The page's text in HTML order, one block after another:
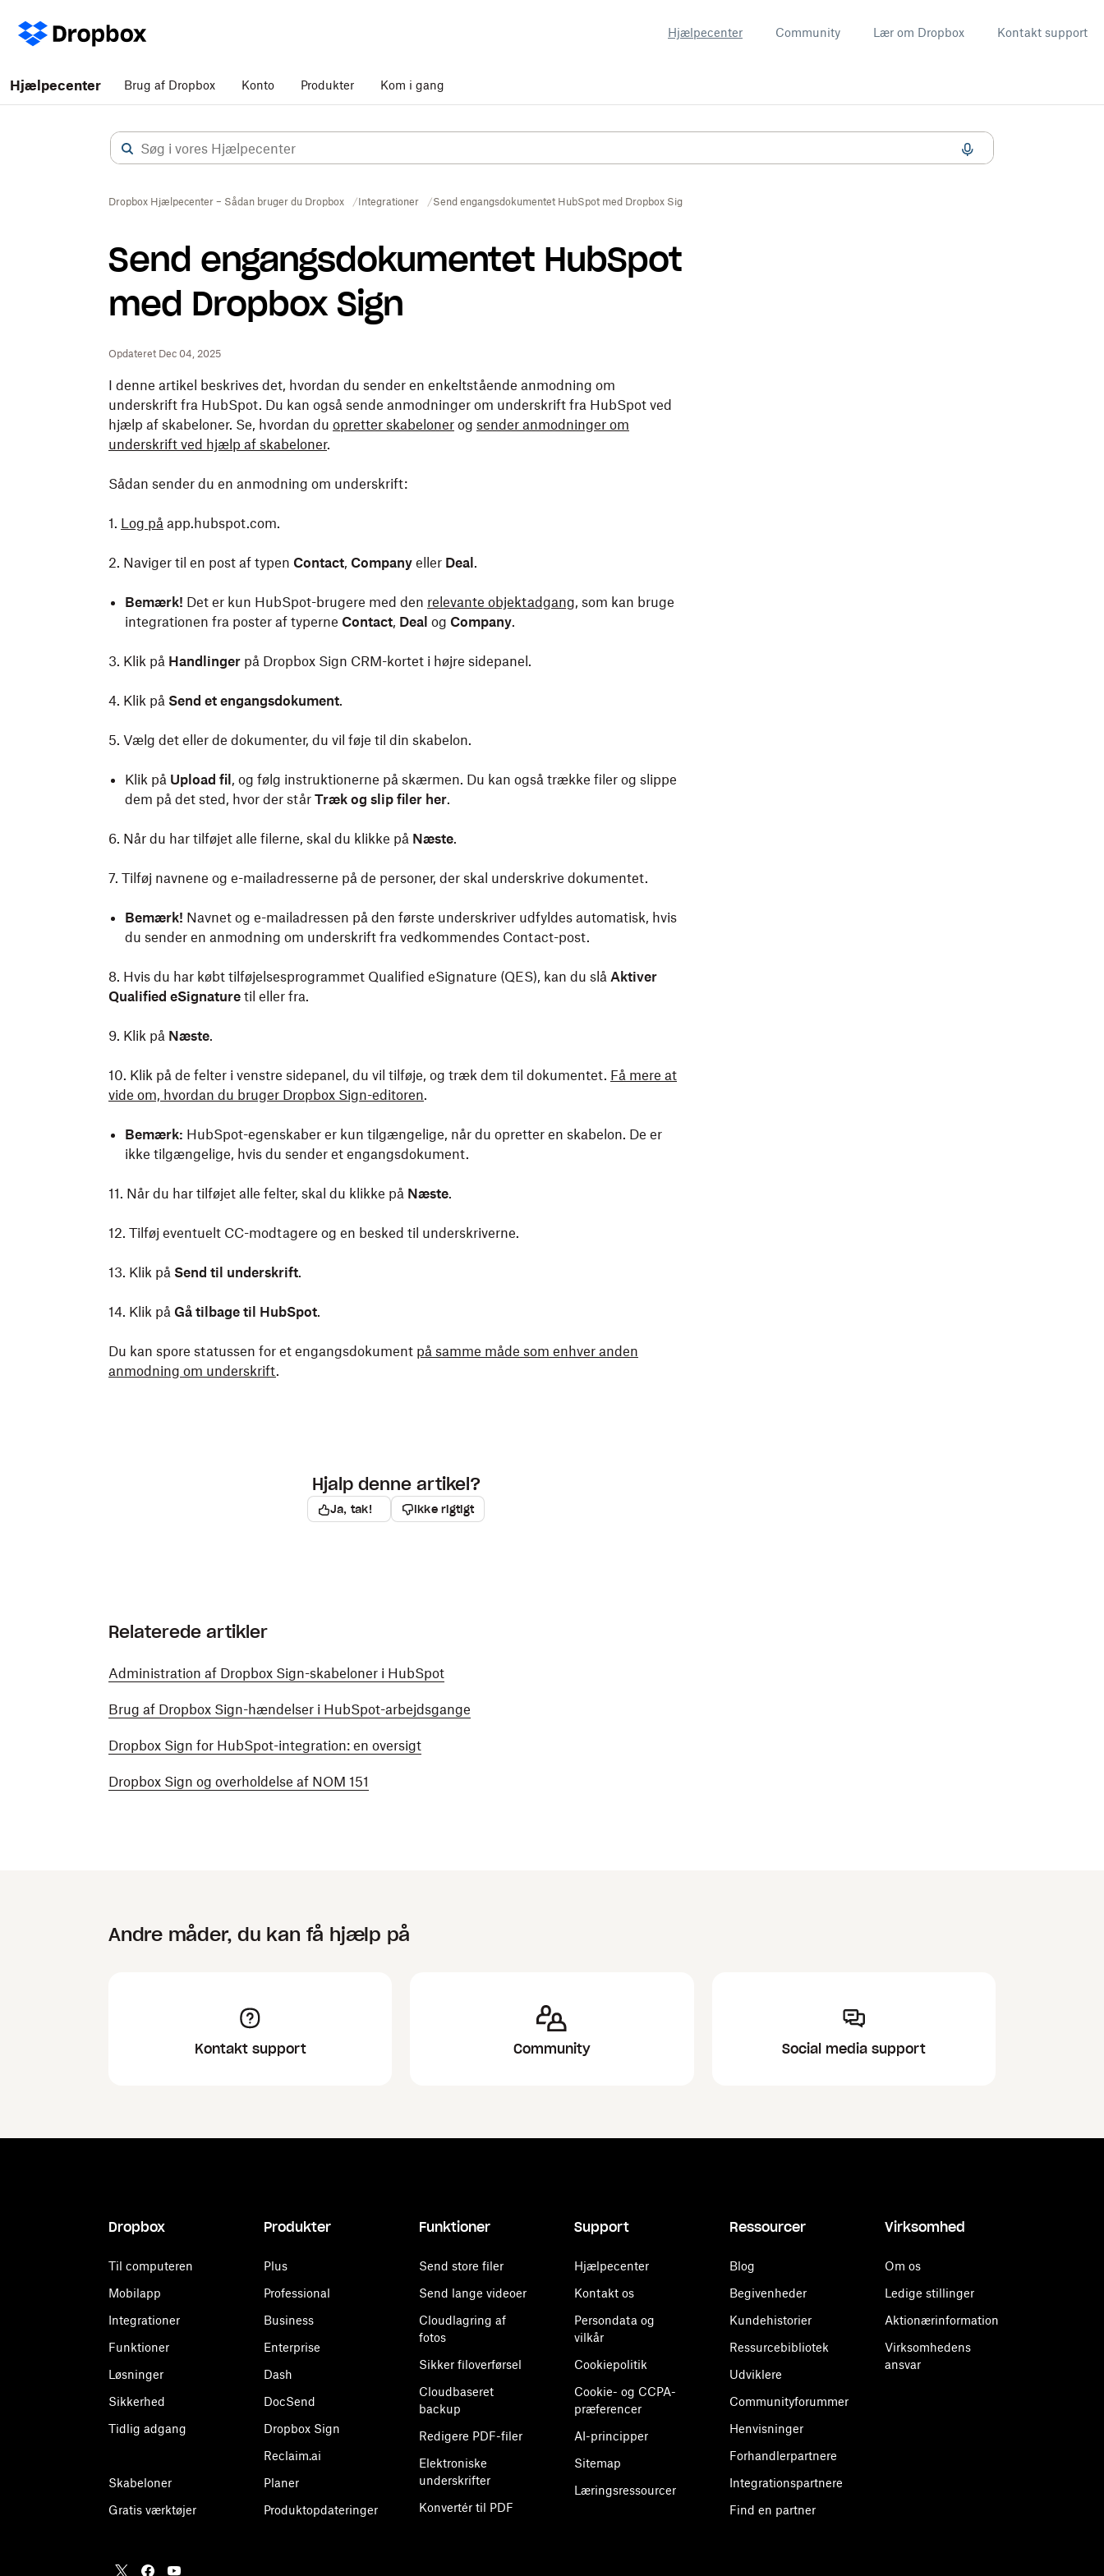
Hjælpecenter Community Lær om Dropbox Kontakt support
Hjælpecenter Brug af Dropbox Konto Produkter Kom i gang
Dropbox Hjælpecenter – Sådan bruger du Dropbox Integrationer Send engangsdokumentet HubSpot med Dropbox Sign
Send engangsdokumentet HubSpot
med Dropbox Sign
Opdateret Dec 04, 2025
I denne artikel beskrives det, hvordan du sender en enkeltstående anmodning om
underskrift fra HubSpot. Du kan også sende anmodninger om underskrift fra HubSpot ved
hjælp af skabeloner. Se, hvordan du opretter skabeloner og sender anmodninger om
underskrift ved hjælp af skabeloner.
Sådan sender du en anmodning om underskrift:
1. Log på app.hubspot.com.
2. Naviger til en post af typen Contact, Company eller Deal .
Bemærk! Det er kun HubSpot-brugere med den relevante objektadgang, som kan bruge
integrationen fra poster af typerne Contact, Deal og Company.
3. Klik på Handlinger på Dropbox Sign CRM-kortet i højre sidepanel.
4. Klik på Send et engangsdokument.
5. Vælg det eller de dokumenter, du vil føje til din skabelon.
Klik på Upload fil , og følg instruktionerne på skærmen. Du kan også trække filer og slippe
dem på det sted, hvor der står Træk og slip filer her.
6. Når du har tilføjet alle filerne, skal du klikke på Næste.
7. Tilføj navnene og e-mailadresserne på de personer, der skal underskrive dokumentet.
Bemærk! Navnet og e-mailadressen på den første underskriver udfyldes automatisk, hvis
du sender en anmodning om underskrift fra vedkommendes Contact-post.
8. Hvis du har købt tilføjelsesprogrammet Qualified eSignature (QES), kan du slå Aktiver
Qualified eSignature til eller fra.
9. Klik på Næste.
10. Klik på de felter i venstre sidepanel, du vil tilføje, og træk dem til dokumentet. Få mere at
vide om, hvordan du bruger Dropbox Sign-editoren.
Bemærk: HubSpot-egenskaber er kun tilgængelige, når du opretter en skabelon. De er
ikke tilgængelige, hvis du sender et engangsdokument.
11. Når du har tilføjet alle felter, skal du klikke på Næste.
12. Tilføj eventuelt CC-modtagere og en besked til underskriverne.
13. Klik på Send til underskrift.
14. Klik på Gå tilbage til HubSpot.
Du kan spore statussen for et engangsdokument på samme måde som enhver anden
anmodning om underskrift.
Hjalp denne artikel?
Ja, tak! Ikke rigtigt
Relaterede artikler
Administration af Dropbox Sign-skabeloner i HubSpot
Brug af Dropbox Sign-hændelser i HubSpot-arbejdsgange
Dropbox Sign for HubSpot-integration: en oversigt
Dropbox Sign og overholdelse af NOM 151
Andre måder, du kan få hjælp på
Kontakt support Community Social media support
Dropbox
Til computeren
Mobilapp
Integrationer
Funktioner
Løsninger
Sikkerhed
Tidlig adgang
Skabeloner
Gratis værktøjer
Produkter
Plus
Professional
Business
Enterprise
Dash
DocSend
Dropbox Sign
Reclaim.ai
Planer
Produktopdateringer
Funktioner
Send store filer
Send lange videoer
Cloudlagring af
fotos
Sikker filoverførsel
Cloudbaseret
backup
Redigere PDF-filer
Elektroniske
underskrifter
Konvertér til PDF
Support
Hjælpecenter
Kontakt os
Persondata og
vilkår
Cookiepolitik
Cookie- og CCPA-
præferencer
AI-principper
Sitemap
Læringsressourcer
Ressourcer
Blog
Begivenheder
Kundehistorier
Ressurcebibliotek
Udviklere
Communityforummer
Henvisninger
Forhandlerpartnere
Integrationspartnere
Find en partner
Virksomhed
Om os
Ledige stillinger
Aktionærinformation
Virksomhedens
ansvar